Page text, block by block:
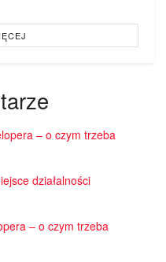
– o czym trzeba
działalności
– o czym trzeba